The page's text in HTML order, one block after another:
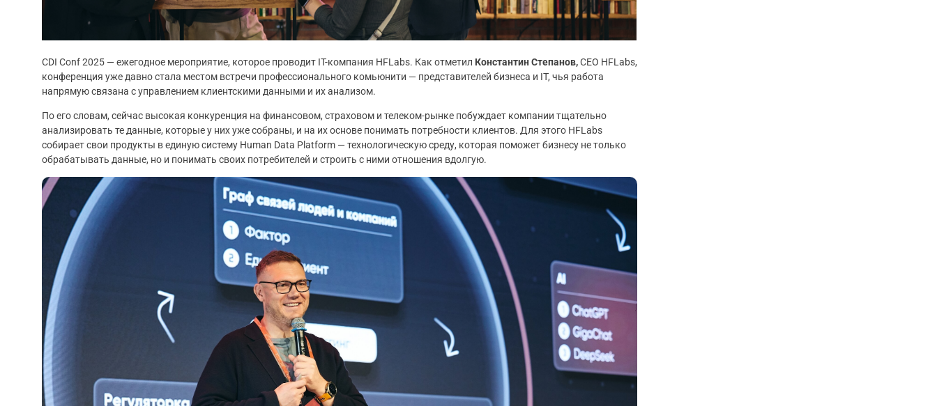
CDI Conf 2025 — ежегодное мероприятие, которое проводит IT-компания HFLabs. Как отметил Константин Степанов,CEO HFLabs,
конференция уже давно стала местом встречи профессионального комьюнити — представителей бизнеса и IT, чья работа
напрямую связана с управлением клиентскими данными и их анализом.
По его словам, сейчас высокая конкуренция на финансовом, страховом и телеком-рынке побуждает компании тщательно
анализировать те данные, которые у них уже собраны, и на их основе понимать потребности клиентов. Для этого HFLabs
собирает свои продукты в единую систему Human Data Platform — технологическую среду, которая поможет бизнесу не только
обрабатывать данные, но и понимать своих потребителей и строить с ними отношения вдолгую.